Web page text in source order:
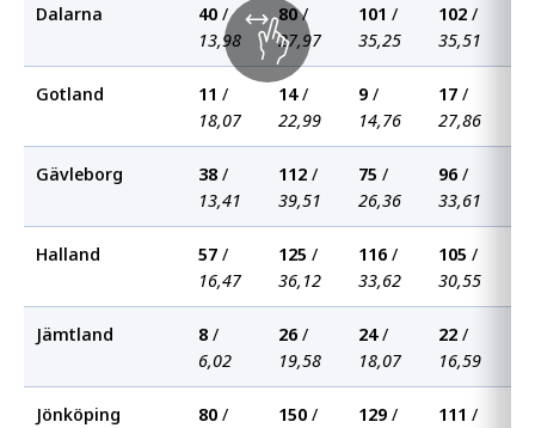
Dalarna 40 /
13,98
80/
27,97
101 /
35,25
102 /
35,51
Gotland 11 /
18,07
14/
22,99
9 /
14,76
17 /
27,86
Gävleborg 38 /
13,41
112 /
39,51
75 /
26,36
96 /
33,61
Halland 57 /
16,47
125 /
36,12
116 /
33,62
105 /
30,55
Jämtland 8 /
6,02
26 /
19,58
24/
18,07
22 /
16,59
Jönköping 80 / 150 / 129 / 111 /